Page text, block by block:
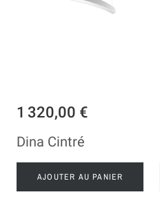
1 320,00 €
Dina Cintré
AJOUTER AU PANIER